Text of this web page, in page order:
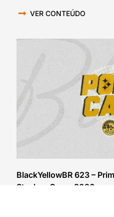
VER CONTEÚDO
BlackYellowBR 623 –
Steelers Camp 2026